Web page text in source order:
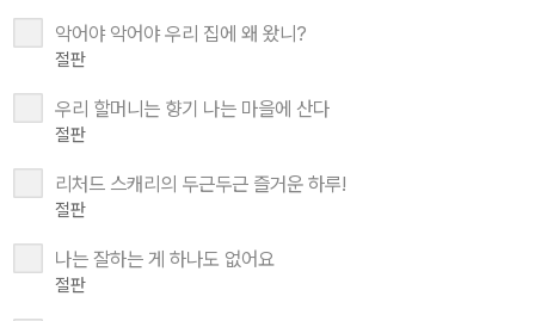
악어야 악어야 우리 집에 왜 왔니?
절판
우리 할머니는 향기 나는 마을에 산다
절판
리처드 스캐리의 두근두근 즐거운 하루!
절판
나는 잘하는 게 하나도 없어요
절판